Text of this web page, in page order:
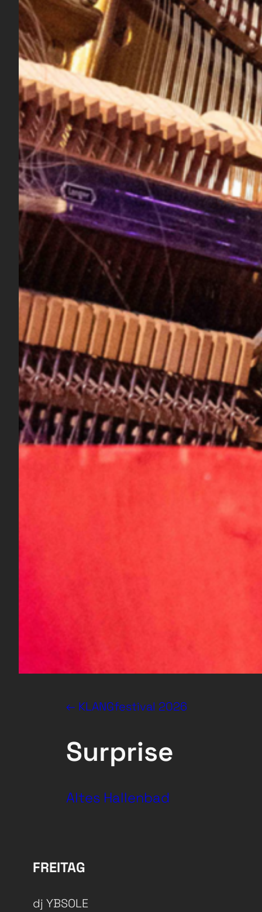
← KLANGfestival 2026
Surprise
Altes Hallenbad
FREITAG
dj YBSOLE